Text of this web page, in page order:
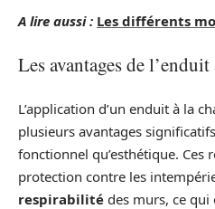
A lire aussi : Les différents
Les avantages de
L’application d’un enduit à la
plusieurs avantages
fonctionnel qu’esthétique. Ces
protection contre les
respirabilité des murs, ce